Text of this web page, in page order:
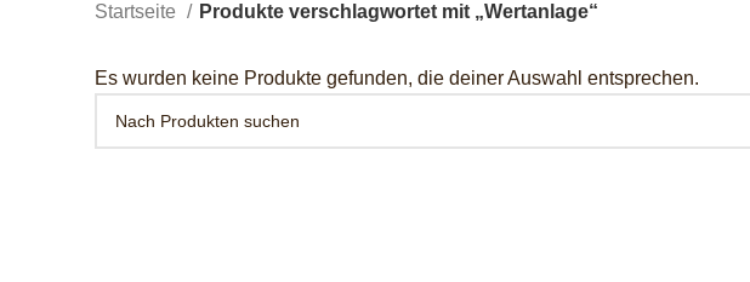
Startseite Produkte verschlagwortet mit „Wertanlage“
Es wurden keine Produkte gefunden, die deiner Auswahl entsprechen.